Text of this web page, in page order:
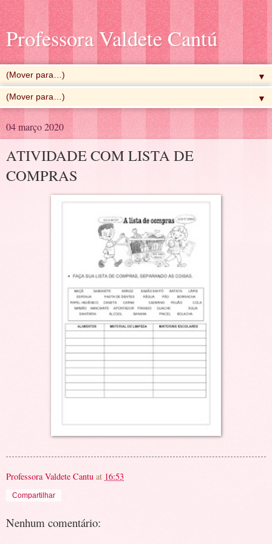
Professora Valdete Cantú
▼
▼
04 março 2020
ATIVIDADE COM LISTA DE
COMPRAS
Professora Valdete Cantu at 16:53
Compartilhar
Nenhum comentário: